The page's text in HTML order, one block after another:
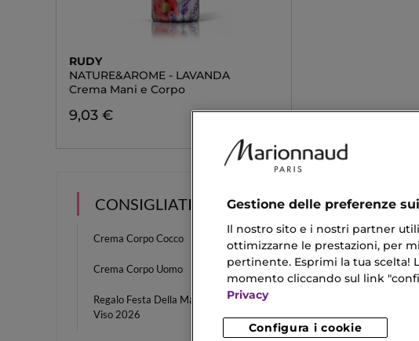
RUDY
NATURE&AROME - LAVANDA
Crema Mani e Corpo
9,03 €
CONSIGLIATI PER TE
Crema Corpo Cocco Crema Corpo Bianco
Crema Corpo Uomo Fondotinta
Regalo Festa Della Mamma Trattamenti
Viso 2026
Gestione delle preferenze
Il nostro sito e i nostri partner
ottimizzarne le prestazioni, per
pertinente. Esprimi la tua scelta!
momento cliccando sul link
Privacy
Configura i cookie